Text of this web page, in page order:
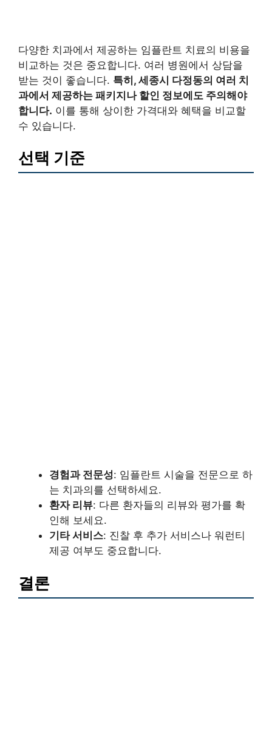
다양한 치과에서 제공하는 임플란트 치료의 비용을
비교하는 것은 중요합니다. 여러 병원에서 상담을
받는 것이 좋습니다. 특히, 세종시 다정동의 여러 치
과에서 제공하는 패키지나 할인 정보에도 주의해야
합니다. 이를 통해 상이한 가격대와 혜택을 비교할
수 있습니다.
선택 기준
경험과 전문성: 임플란트 시술을 전문으로 하
는 치과의를 선택하세요.
환자 리뷰: 다른 환자들의 리뷰와 평가를 확
인해 보세요.
기타 서비스: 진찰 후 추가 서비스나 워런티
제공 여부도 중요합니다.
결론